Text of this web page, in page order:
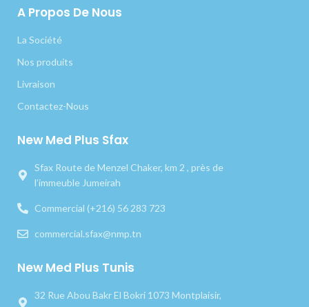
A Propos De Nous
La Société
Nos produits
Livraison
Contactez-Nous
New Med Plus Sfax
Sfax Route de Menzel Chaker, km 2 , près de
l’immeuble Jumeirah
Commercial (+216) 56 283 723
commercial.sfax@nmp.tn
New Med Plus Tunis
32 Rue Abou Bakr El Bokri 1073 Montplaisir,